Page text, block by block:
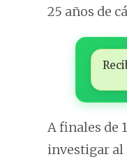
25 años de
A finales de
investigar al